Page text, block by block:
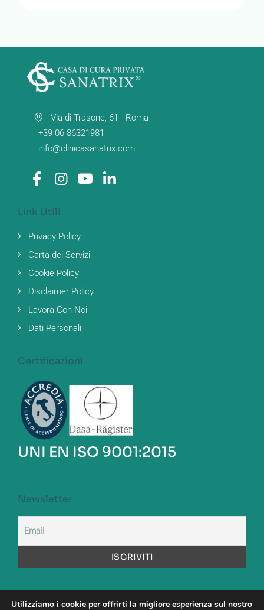
Via di Trasone, 61 - Roma
+39 06 86321981
info@clinicasanatrix.com
Link Utili
Privacy Policy
Carta dei Servizi
Cookie Policy
Disclaimer Policy
Lavora Con Noi
Dati Personali
Certificazioni
UNI EN ISO 9001:2015
Newsletter
Utilizziamo i cookie per offrirti la migliore esperienza sul nostro